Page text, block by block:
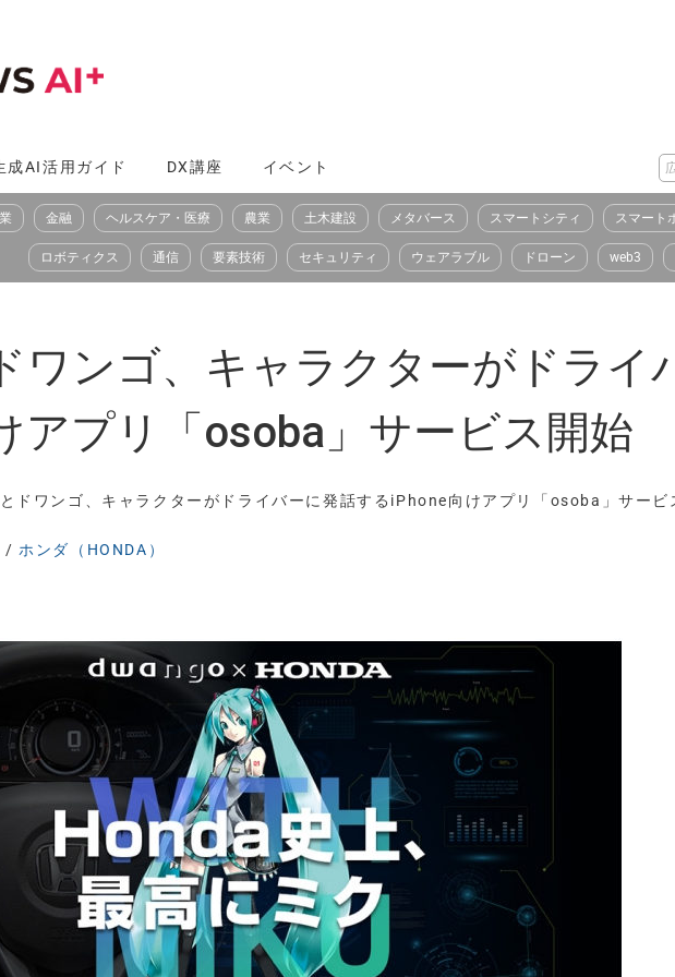
成AI活用ガイド DX講座 イベント
金融 ヘルスケア・医療 農業 土木建設 メタバース スマートシティ スマート
ロボティクス 通信 要素技術 セキュリティ ウェアラブル ドローン web3
ワンゴ、キャラクターがドライ
アプリ「osoba」サービス開始
ドワンゴ、キャラクターがドライバーに発話するiPhone向けアプリ「osoba」サービ
/ ホンダ（HONDA）